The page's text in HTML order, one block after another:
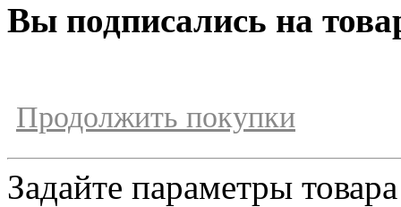
Вы подписались на
Продолжить покупки
Задайте параметры товара